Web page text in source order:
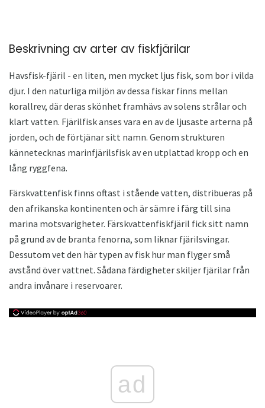
Beskrivning av arter av fiskfjärilar
Havsfisk-fjäril - en liten, men mycket ljus fisk, som bor i vilda
djur. I den naturliga miljön av dessa fiskar finns mellan
korallrev, där deras skönhet framhävs av solens strålar och
klart vatten. Fjärilfisk anses vara en av de ljusaste arterna på
jorden, och de förtjänar sitt namn. Genom strukturen
kännetecknas marinfjärilsfisk av en utplattad kropp och en
lång ryggfena.
Färskvattenfisk finns oftast i stående vatten, distribueras på
den afrikanska kontinenten och är sämre i färg till sina
marina motsvarigheter. Färskvattenfiskfjäril fick sitt namn
på grund av de branta fenorna, som liknar fjärilsvingar.
Dessutom vet den här typen av fisk hur man flyger små
avstånd över vattnet. Sådana färdigheter skiljer fjärilar från
andra invånare i reservoarer.
ad